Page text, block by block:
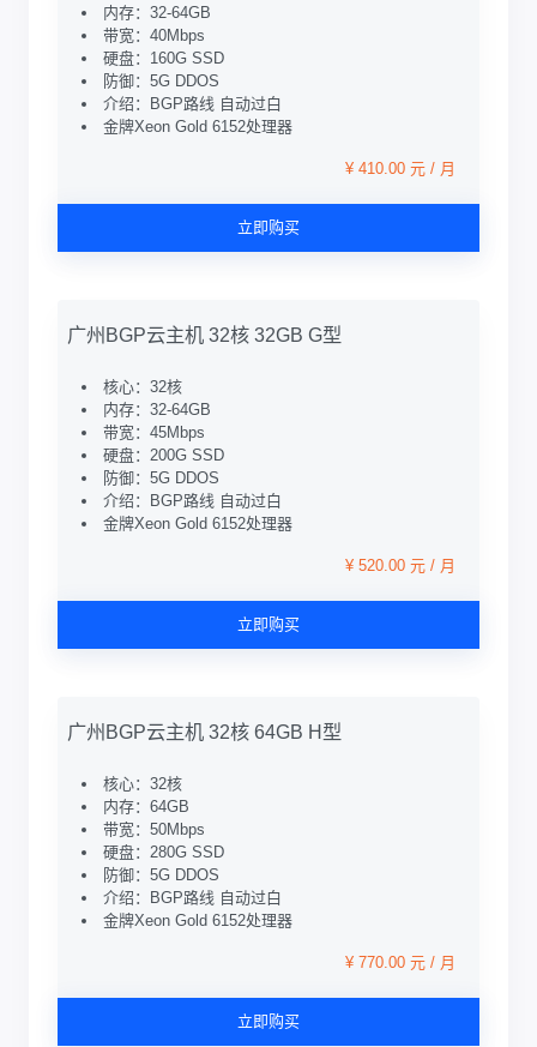
内存：32-64GB
带宽：40Mbps
硬盘：160G SSD
防御：5G DDOS
介绍：BGP路线 自动过白
金牌Xeon Gold 6152处理器
¥ 410.00 元 / 月
立即购买
广州BGP云主机 32核 32GB G型
核心：32核
内存：32-64GB
带宽：45Mbps
硬盘：200G SSD
防御：5G DDOS
介绍：BGP路线 自动过白
金牌Xeon Gold 6152处理器
¥ 520.00 元 / 月
立即购买
广州BGP云主机 32核 64GB H型
核心：32核
内存：64GB
带宽：50Mbps
硬盘：280G SSD
防御：5G DDOS
介绍：BGP路线 自动过白
金牌Xeon Gold 6152处理器
¥ 770.00 元 / 月
立即购买